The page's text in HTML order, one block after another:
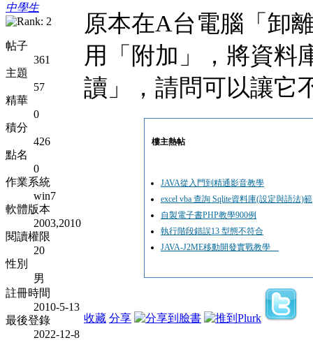
中學生
帖子
361
主題
57
精華
0
積分
426
點名
0
作業系統
win7
軟體版本
2003,2010
閱讀權限
20
性別
男
註冊時間
2010-5-13
最後登錄
2022-12-8
原本在A台電腦「卸
用「附加」，將資料
讀」，請問可以讓它
樓主熱帖
JAVA從入門到精通影音教學
excel vba 查詢 Sqlite資料庫(設定與語法)範
自製電子書PHP教學900例
執行階段錯誤13 型態不符合
JAVA-J2ME移動開發實戰教學
收藏 分享